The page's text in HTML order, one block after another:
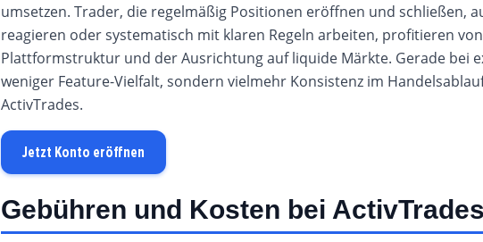
umsetzen. Trader, die regelmäßig Positionen eröffnen und schließen,
reagieren oder systematisch mit klaren Regeln arbeiten, profitieren
Plattformstruktur und der Ausrichtung auf liquide Märkte. Gerade bei
weniger Feature-Vielfalt, sondern vielmehr Konsistenz im
ActivTrades.
Jetzt Konto eröffnen
Gebühren und Kosten bei ActivTrades